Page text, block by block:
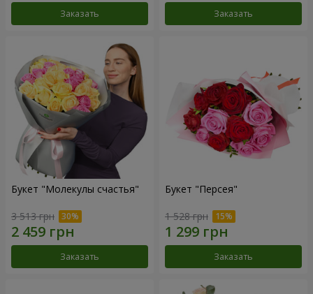
Заказать Заказать
Букет "Молекулы счастья"
3 513 грн
Заказать
Букет "Персея"
1 528 грн
Заказать